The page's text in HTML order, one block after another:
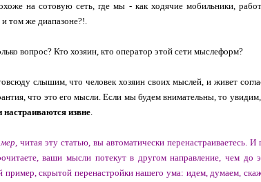
на сотовую сеть, где мы - как ходячие мобильники,
том же диапазоне?!.
вопрос? Кто хозяин, кто оператор этой сети мыслеформ?
слышим, что человек хозяин своих мыслей, и живет
что это его мысли. Если мы будем внимательны, то
извне.
, читая эту статью, вы автоматически перенастраиваетесь. И
ваши мысли потекут в другом направление, чем до
пример, скрытой перенастройки нашего ума: идем, думаем,